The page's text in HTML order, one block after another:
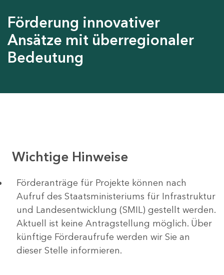
Förderung innovativer
Ansätze mit überregionaler
Bedeutung
Wichtige Hinweise
Förderanträge für Projekte können nach
Aufruf des Staatsministeriums für Infrastruktur
und Landesentwicklung (SMIL) gestellt werden.
Aktuell ist keine Antragstellung möglich. Über
künftige Förderaufrufe werden wir Sie an
dieser Stelle informieren.